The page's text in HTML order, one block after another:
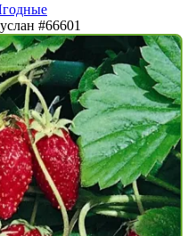
#66601